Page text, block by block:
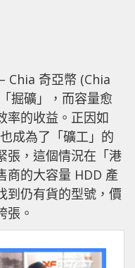
Chia 奇亞幣 (Chia
掘礦」，而容量愈
率的收益。正因如
成為了「礦工」的
張，這個情況在「港
商的大容量 HDD 產
到仍有貨的型號，價
張。